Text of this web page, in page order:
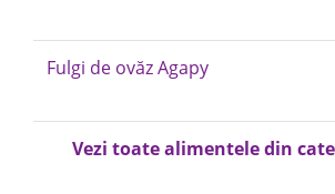
Fulgi de ovăz Agapy
Vezi toate alimentele din